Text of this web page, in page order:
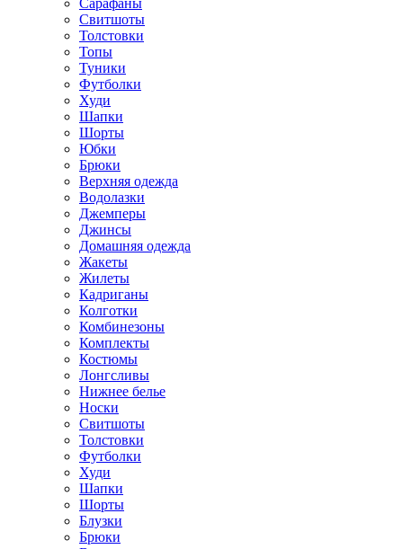
Свитшоты
Толстовки
Топы
Туники
Футболки
Худи
Шапки
Шорты
Юбки
Брюки
Верхняя одежда
Водолазки
Джемперы
Джинсы
Домашняя одежда
Жакеты
Жилеты
Кадриганы
Колготки
Комбинезоны
Комплекты
Костюмы
Лонгсливы
Нижнее белье
Носки
Свитшоты
Толстовки
Футболки
Худи
Шапки
Шорты
Блузки
Брюки